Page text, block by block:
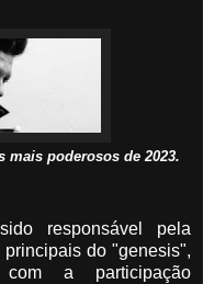
mais poderosos de 2023.
responsável pela
do "genesis",
a participação